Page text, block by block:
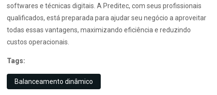
softwares e técnicas digitais. A Preditec, com seus profissionais
qualificados, está preparada para ajudar seu negócio a aproveitar
todas essas vantagens, maximizando eficiência e reduzindo
custos operacionais.
Tags:
Balanceamento dinâmico